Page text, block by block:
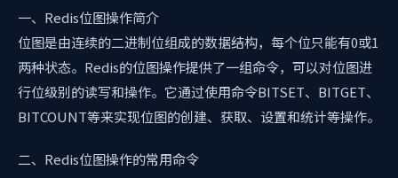
一、Redis位图操作简介
位图是由连续的二进制位组成的数据结构，每个位只能有0或1
两种状态。Redis的位图操作提供了一组命令，可以对位图进
行位级别的读写和操作。它通过使用命令BITSET、BITGET、
BITCOUNT等来实现位图的创建、获取、设置和统计等操作。
二、Redis位图操作的常用命令